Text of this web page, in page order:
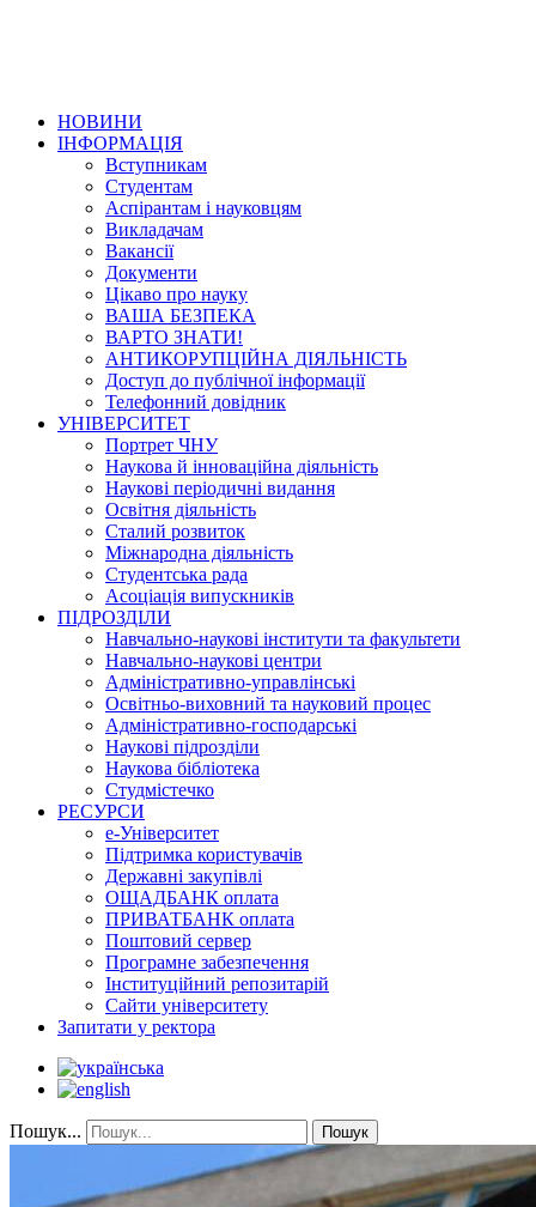
НОВИНИ
ІНФОРМАЦІЯ
Вступникам
Студентам
Аспірантам і науковцям
Викладачам
Вакансії
Документи
Цікаво про науку
ВАША БЕЗПЕКА
ВАРТО ЗНАТИ!
АНТИКОРУПЦІЙНА ДІЯЛЬНІСТЬ
Доступ до публічної інформації
Телефонний довідник
УНІВЕРСИТЕТ
Портрет ЧНУ
Наукова й інноваційна діяльність
Наукові періодичні видання
Освітня діяльність
Сталий розвиток
Міжнародна діяльність
Студентська рада
Асоціація випускників
ПІДРОЗДІЛИ
Навчально-наукові інститути та факультети
Навчально-наукові центри
Адміністративно-управлінські
Освітньо-виховний та науковий процес
Адміністративно-господарські
Наукові підрозділи
Наукова бібліотека
Студмістечко
РЕСУРСИ
е-Університет
Підтримка користувачів
Державні закупівлі
ОЩАДБАНК оплата
ПРИВАТБАНК оплата
Поштовий сервер
Програмне забезпечення
Інституційний репозитарій
Сайти університету
Запитати у ректора
Пошук... Пошук